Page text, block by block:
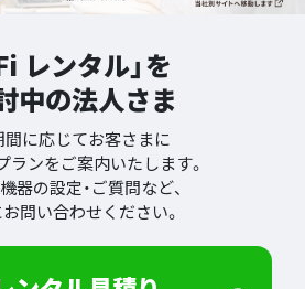
レンタル」を
中の法人さま
間に応じてお客さまに
ランをご案内いたします。
器の設定・ご質問など、
問い合わせください。